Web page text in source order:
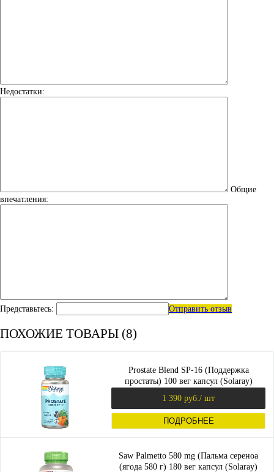
Недостатки:
Общие
впечатления:
Представьтесь: Отправить отзыв
ПОХОЖИЕ ТОВАРЫ (8)
Prostate Blend SP-16 (Поддержка
простаты) 100 вег капсул (Solaray)
1 390 руб. / шт
ПОДРОБНЕЕ
Saw Palmetto 580 mg (Пальма сереноа
(ягода 580 г) 180 вег капсул (Solaray)